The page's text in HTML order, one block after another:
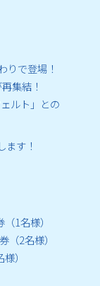
りで登場！
集結！
ルト」との
す！
1名様）
（2名様）
）